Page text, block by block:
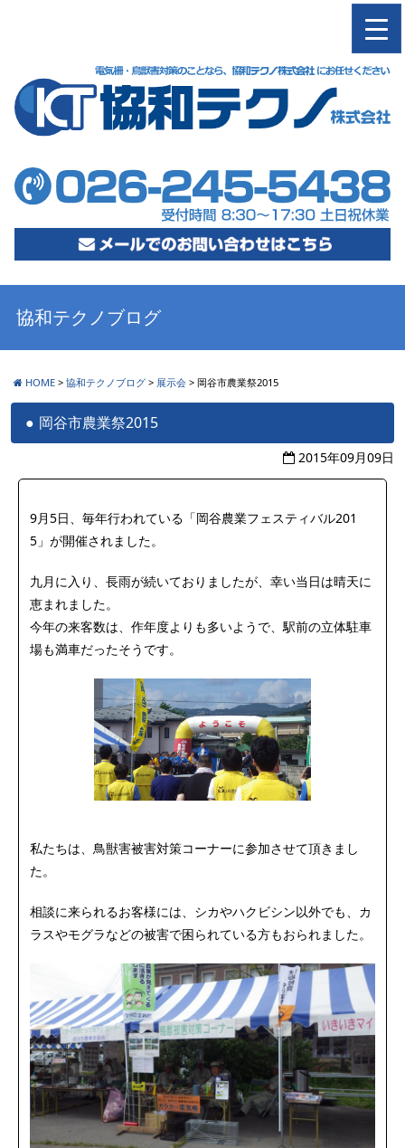
協和テクノブログ
HOME > 協和テクノブログ > 展示会 > 岡谷市農業祭2015
岡谷市農業祭2015
2015年09月09日
9月5日、毎年行われている「岡谷農業フェスティバル201
5」が開催されました。
九月に入り、長雨が続いておりましたが、幸い当日は晴天に
恵まれました。
今年の来客数は、作年度よりも多いようで、駅前の立体駐車
場も満車だったそうです。
私たちは、鳥獣害被害対策コーナーに参加させて頂きまし
た。
相談に来られるお客様には、シカやハクビシン以外でも、カ
ラスやモグラなどの被害で困られている方もおられました。